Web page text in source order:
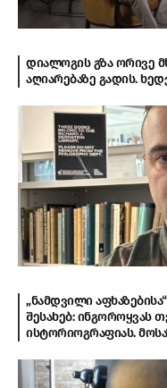
დიალოგის გზა ორივე
აღიარებაზე გადის.
„ნამდვილი
შესახებ: ინგოროყვას
ისტორიოგრაფიას.